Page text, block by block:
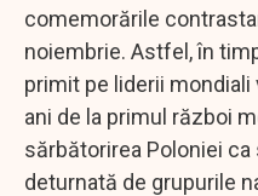
comemorările
noiembrie. Astfel, în
primit pe liderii
ani de la primul război
sărbătorirea Poloniei
deturnată de grupurile